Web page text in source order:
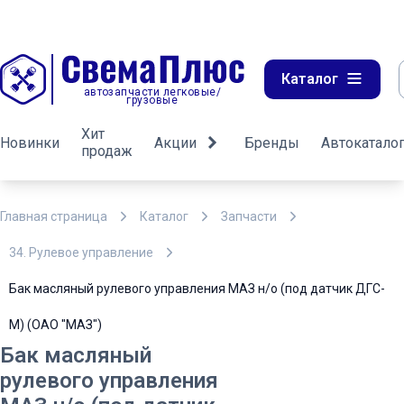
автозапчасти легковые/
грузовые
Каталог
Новинки
Хит
продаж
Акции Бренды Автокаталог
Главная страница Каталог Запчасти
34. Рулевое управление
Бак масляный рулевого управления МАЗ н/о (под датчик ДГС-
М) (ОАО "МАЗ")
Бак масляный
рулевого управления